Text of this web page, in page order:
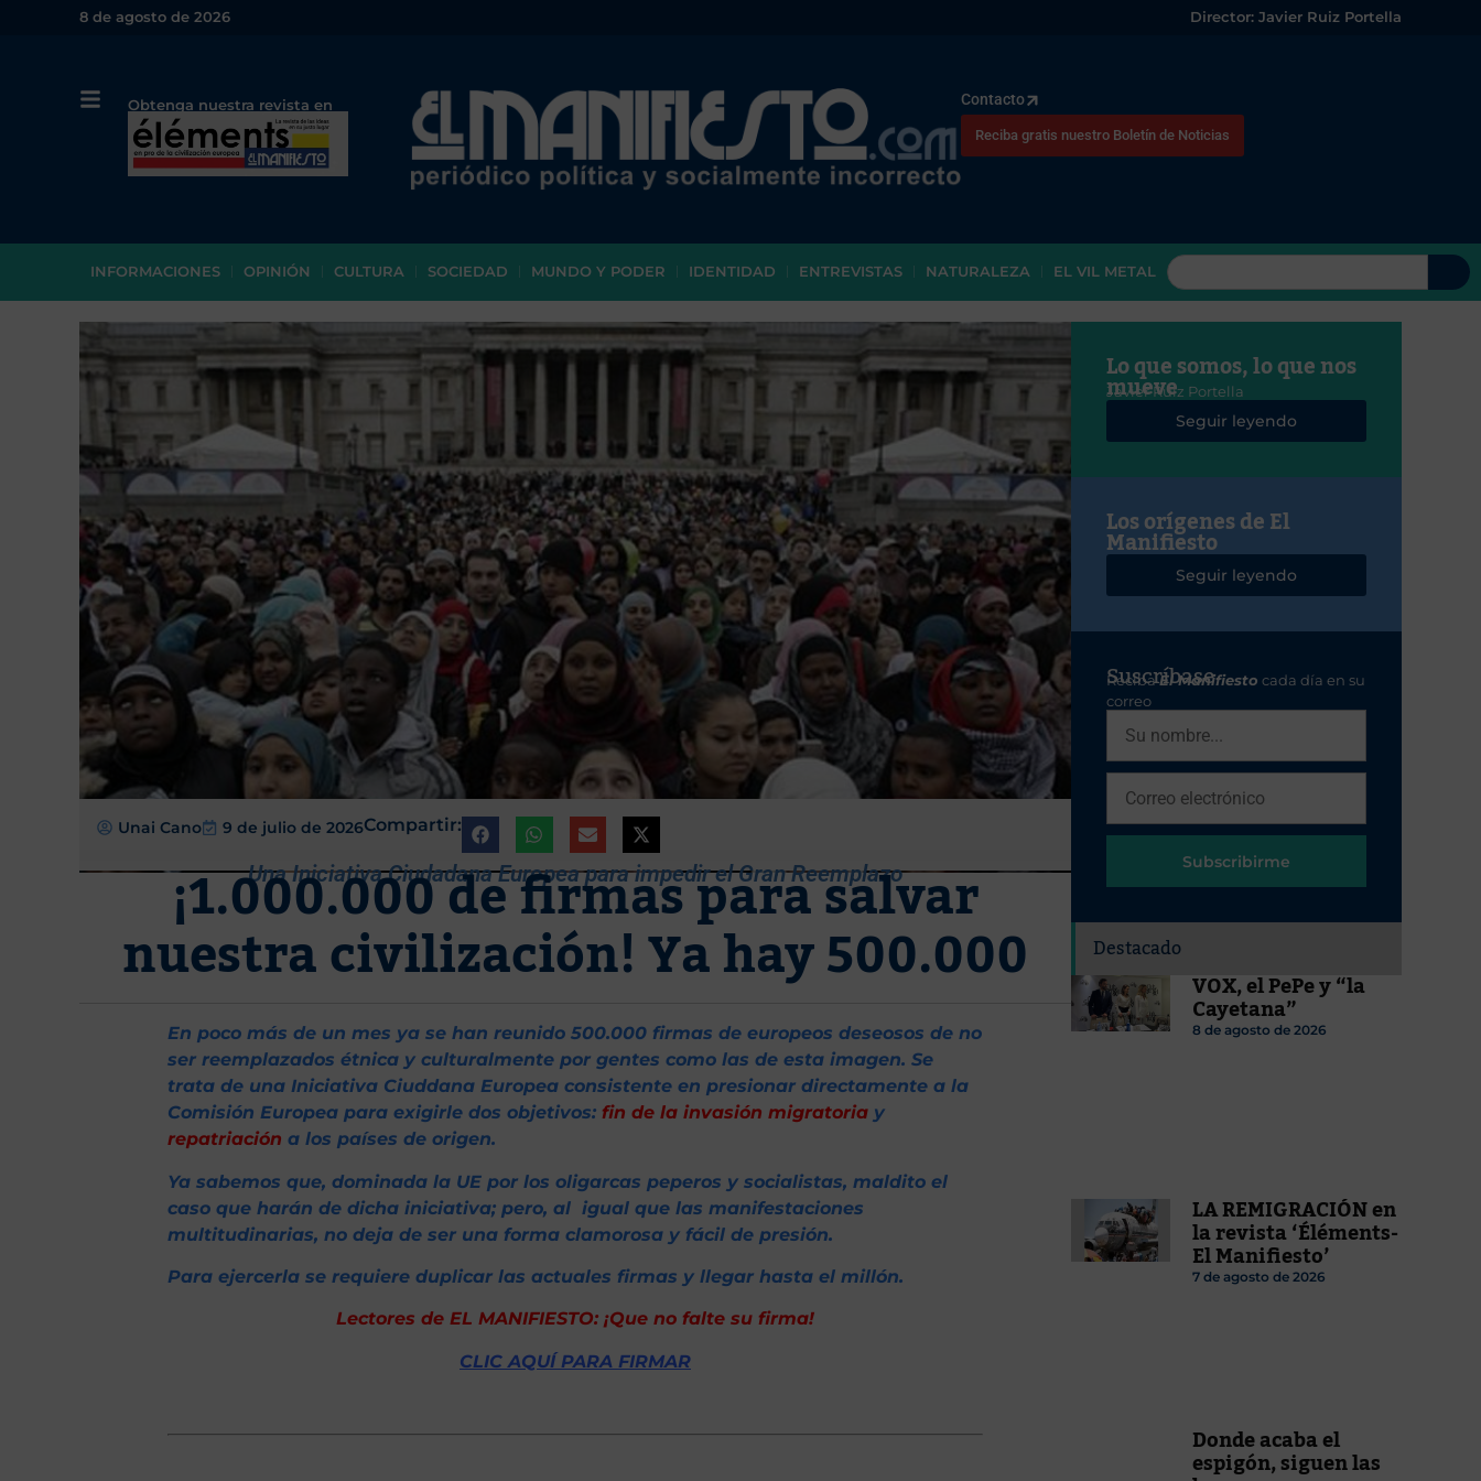
8 de agosto de 2026 Director: Javier Ruiz Portella
Obtenga nuestra revista en
papel o en PDF
Contacto
Reciba gratis nuestro Boletín de Noticias
INFORMACIONES OPINIÓN CULTURA SOCIEDAD MUNDO Y PODER IDENTIDAD ENTREVISTAS NATURALEZA EL VIL METAL
Unai Cano 9 de julio de 2026Compartir:
Una Iniciativa Ciudadana Europea para impedir el Gran Reemplazo
¡1.000.000 de firmas para salvar
nuestra civilización! Ya hay 500.000
En poco más de un mes ya se han reunido 500.000 firmas de europeos deseosos de no
ser reemplazados étnica y culturalmente por gentes como las de esta imagen. Se
trata de una Iniciativa Ciuddana Europea consistente en presionar directamente a la
Comisión Europea para exigirle dos objetivos: fin de la invasión migratoria y
repatriación a los países de origen.
Ya sabemos que, dominada la UE por los oligarcas peperos y socialistas, maldito el
caso que harán de dicha iniciativa; pero, al igual que las manifestaciones
multitudinarias, no deja de ser una forma clamorosa y fácil de presión.
Para ejercerla se requiere duplicar las actuales firmas y llegar hasta el millón.
Lectores de EL MANIFIESTO: ¡Que no falte su firma!
CLIC AQUÍ PARA FIRMAR
Lo que somos, lo que nos
mueve
Javier Ruiz Portella
Seguir leyendo
Los orígenes de El
Manifiesto
Seguir leyendo
Suscríbase
RecibaEl Manifiesto cada día en su
correo
Subscribirme
Destacado
VOX, el PePe y “la
Cayetana”
8 de agosto de 2026
LA REMIGRACIÓN en
la revista ‘Éléments-
El Manifiesto’
7 de agosto de 2026
Donde acaba el
espigón, siguen las